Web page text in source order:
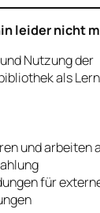
leider nicht
Nutzung der
als
und arbeiten
für